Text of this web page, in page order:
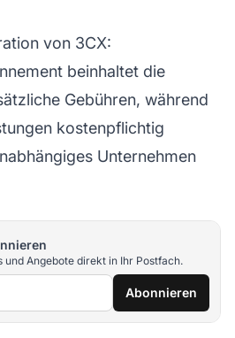
von 3CX:
beinhaltet die
Gebühren, während
kostenpflichtig
Unternehmen
und Angebote direkt in Ihr Postfach.
Abonnieren